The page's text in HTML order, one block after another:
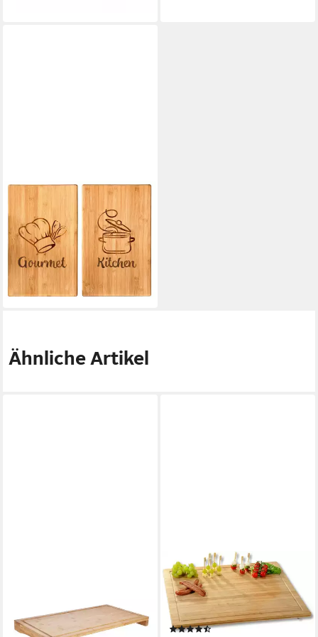
GRAVIDUS
Schneide- und Abdeckplatte
2er Set Bambus Schneide-
und Abdeckplatte mit
dekorativen Motiven, Bambus
29,99 €
lieferbar - in 3-4 Werktagen bei dir
Ähnliche Artikel
Küchenbrett - Holz Brett
Bambus Platte
KESPER®
Schneidebrett
Herdabdeckplatte, Bambus,
(1-St), mit rutschfesten Füßen
(151)